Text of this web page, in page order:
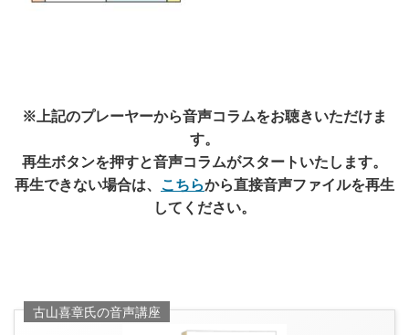
※上記のプレーヤーから音声コラムをお聴きいただけま
す。
再生ボタンを押すと音声コラムがスタートいたします。
再生できない場合は、 こちらから直接音声ファイルを再生
してください。
古山喜章氏の音声講座